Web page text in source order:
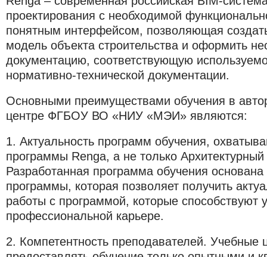
проектирования с необходимой
понятным интерфейсом, позволяющая
модель объекта строительства и оформить
документацию, соответствующую
нормативно-технической документации.
Основными преимуществами обучения в
центре ФГБОУ ВО «НИУ «МЭИ» являются:
1. Актуальность программ обучения,
программы Renga, а не только
Разработанная программа обучения
программы, которая позволяет получить
работы с программой, которые способствуют
профессиональной карьере.
2. Компетентность преподавателей. Учебные